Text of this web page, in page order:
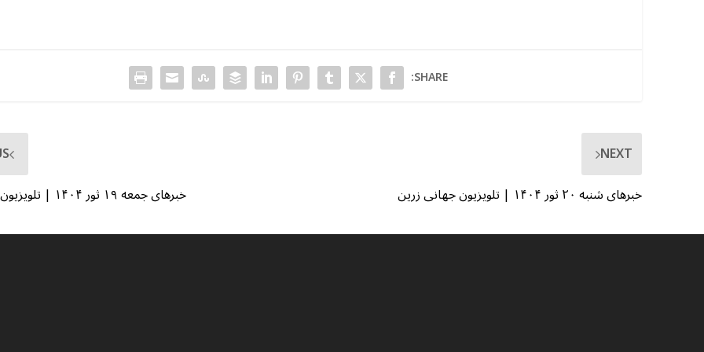
SHARE:
خبرهای جمعه ۱۹ ثور ۱۴۰۴ | تلویزیون جهانی زرین
NEXT
خبرهای شنبه ۲۰ ثور ۱۴۰۴ | تلویزیون جهانی زرین